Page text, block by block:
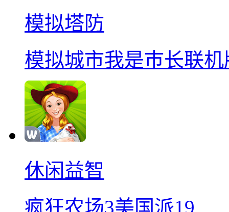
模拟塔防
模拟城市我是巿长联机
休闲益智
疯狂农场3美国派19